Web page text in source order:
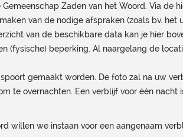
Zaden van het Woord. Via de
van de nodige afspraken (zoals bv. het
van de beschikbare data kan je hier
(fysische) beperking. Al naargelang de
gemaakt worden. De foto zal na uw
te overnachten. Een verblijf voor één nacht
willen we instaan voor een aangenaam